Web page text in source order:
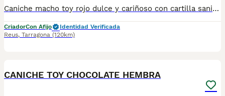
Caniche macho toy rojo dulce y cariñoso con cartilla sanitaria vacuna chip desparasitación con garantía víricas y congenitas
CriadorCon Afijo
Identidad Verificada
Reus, Tarragona (120km)
CANICHE TOY CHOCOLATE HEMBRA